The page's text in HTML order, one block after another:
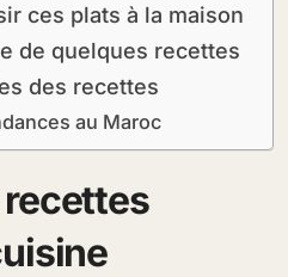
ces plats à la maison
de quelques recettes
des recettes
au Maroc